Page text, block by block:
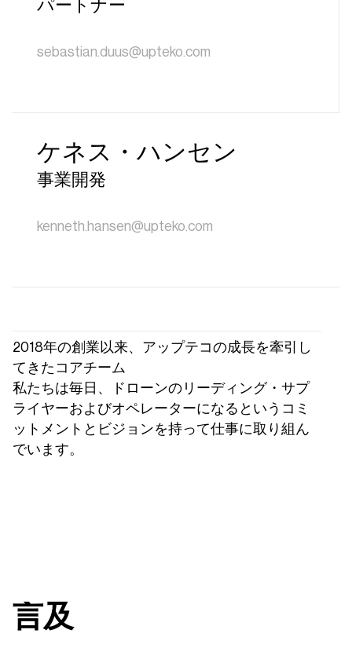
2018年の創業以来、アップテコの成長を牽引し
てきたコアチーム
私たちは毎日、ドローンのリーディング・サプ
ライヤーおよびオペレーターになるというコミ
ットメントとビジョンを持って仕事に取り組ん
でいます。
パートナー
sebastian.duus@upteko.com
ケネス・ハンセン
事業開発
kenneth.hansen@upteko.com
言及